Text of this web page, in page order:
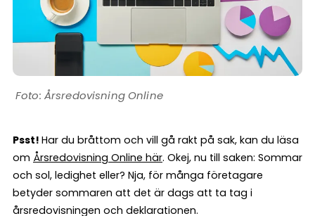
Årsredovisning Online
Psst! Har du bråttom och vill gå rakt på sak, kan du läsa
om Årsredovisning Online här. Okej, nu till saken: Sommar
och sol, ledighet eller? Nja, för många företagare
betyder sommaren att det är dags att ta tag i
årsredovisningen och deklarationen.